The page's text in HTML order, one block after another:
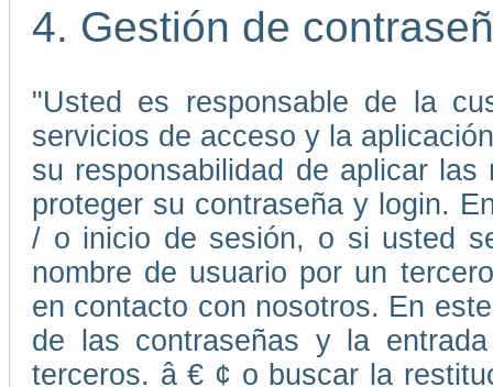
4. Gestión de
"Usted es responsable de la
servicios de acceso y la
su responsabilidad de aplicar
proteger su contraseña y login.
/ o inicio de sesión, o si usted
nombre de usuario por un
en contacto con nosotros. En
de las contraseñas y la
terceros. â € ¢ o buscar la